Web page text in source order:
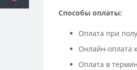
Способы оплаты:
Оплата при
Онлайн-оплата
Оплата в